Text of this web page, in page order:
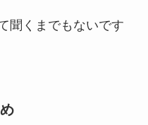
聞くまでもないです